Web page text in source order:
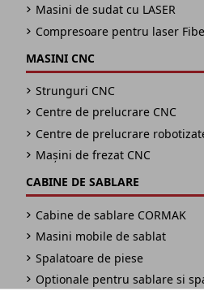
Masini de sudat cu LASER
Compresoare pentru laser
MASINI CNC
Strunguri CNC
Centre de prelucrare CNC
Centre de prelucrare
Mașini de frezat CNC
CABINE DE SABLARE
Cabine de sablare CORMAK
Masini mobile de sablat
Spalatoare de piese
Optionale pentru sablare si